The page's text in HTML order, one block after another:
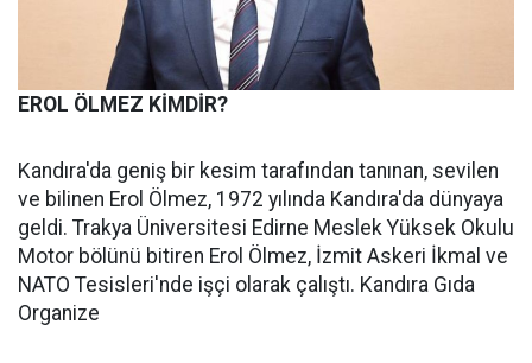
EROL ÖLMEZ KİMDİR?
Kandıra'da geniş bir kesim tarafından tanınan, sevilen
ve bilinen Erol Ölmez, 1972 yılında Kandıra'da dünyaya
geldi. Trakya Üniversitesi Edirne Meslek Yüksek Okulu
Motor bölünü bitiren Erol Ölmez, İzmit Askeri İkmal ve
NATO Tesisleri'nde işçi olarak çalıştı. Kandıra Gıda
Organize